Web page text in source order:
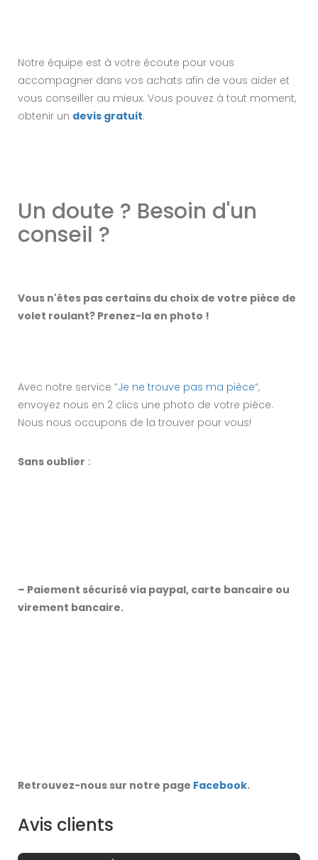
Notre équipe est à votre écoute pour vous
accompagner dans vos achats afin de vous aider et
vous conseiller au mieux. Vous pouvez à tout moment,
obtenir un devis gratuit.
Un doute ? Besoin d'un
conseil ?
Vous n'êtes pas certains du choix de votre pièce de
volet roulant? Prenez-la en photo !
Avec notre service ”Je ne trouve pas ma pièce“,
envoyez nous en 2 clics une photo de votre pièce.
Nous nous occupons de la trouver pour vous!
Sans oublier :
– Paiement sécurisé via paypal, carte bancaire ou
virement bancaire.
Retrouvez-nous sur notre page Facebook.
Avis clients